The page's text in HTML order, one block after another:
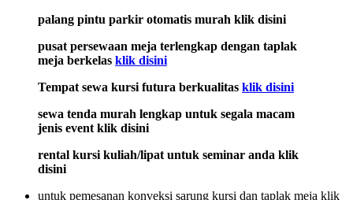
palang pintu parkir otomatis murah klik disini
pusat persewaan meja terlengkap dengan taplak
meja berkelas klik disini
Tempat sewa kursi futura berkualitas klik disini
sewa tenda murah lengkap untuk segala macam
jenis event klik disini
rental kursi kuliah/lipat untuk seminar anda klik
disini
untuk pemesanan konveksi sarung kursi dan taplak meja klik